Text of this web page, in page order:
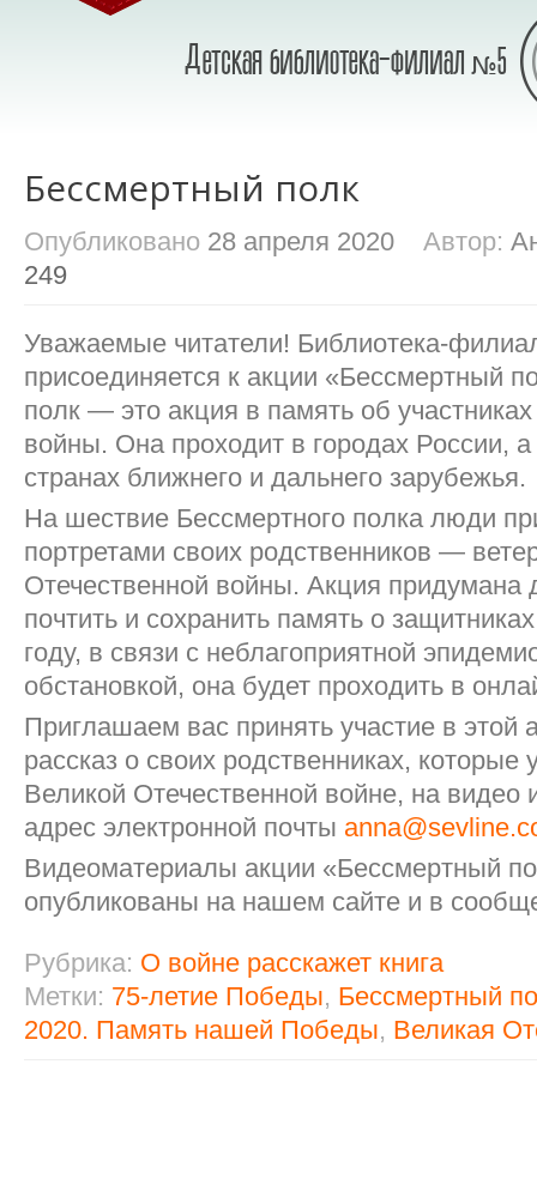
Бессмертный полк
Опубликовано 28 апреля 2020 Автор:
249
Уважаемые читатели! Библиотека-
присоединяется к акции «Бессмертный
полк — это акция в память об
войны. Она проходит в городах России,
странах ближнего и дальнего зарубежья.
На шествие Бессмертного полка люди
портретами своих родственников —
Отечественной войны. Акция придумана
почтить и сохранить память о
году, в связи с неблагоприятной
обстановкой, она будет проходить в
Приглашаем вас принять участие в этой
рассказ о своих родственниках, которые
Великой Отечественной войне, на видео
адрес электронной почты
Видеоматериалы акции «Бессмертный
опубликованы на нашем сайте и в
Рубрика: О войне расскажет книга
Метки: 75-летие Победы, Бессмертный
2020. Память нашей Победы, Великая